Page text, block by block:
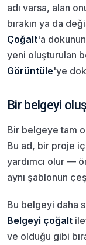
adı varsa, alan
bırakın ya da
Çoğalt'a
yeni oluşturulan
Görüntüle'ye
Bir belgeyi
Bir belgeye tam
Bu ad, bir proje
yardımcı olur —
aynı şablonun
Bu belgeyi daha
Belgeyi çoğalt
ve olduğu gibi